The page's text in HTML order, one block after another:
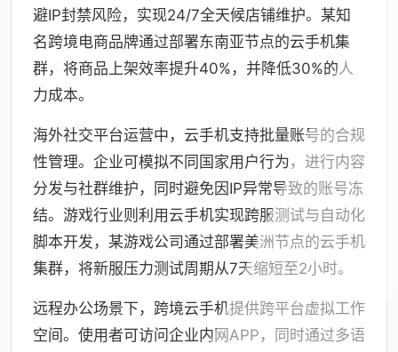
避IP封禁风险，实现24/7全天候店铺维护。某知
名跨境电商品牌通过部署东南亚节点的云手机集
群，将商品上架效率提升40%，并降低30%的人
力成本。
海外社交平台运营中，云手机支持批量账号的合规
性管理。企业可模拟不同国家用户行为，进行内容
分发与社群维护，同时避免因IP异常导致的账号冻
结。游戏行业则利用云手机实现跨服测试与自动化
脚本开发，某游戏公司通过部署美洲节点的云手机
集群，将新服压力测试周期从7天缩短至2小时。
远程办公场景下，跨境云手机提供跨平台虚拟工作
空间。使用者可访问企业内网APP，同时通过多语